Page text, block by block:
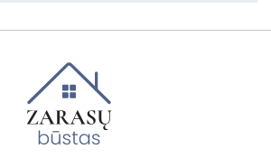
ir komunalinio ūkio skyrius
informacija